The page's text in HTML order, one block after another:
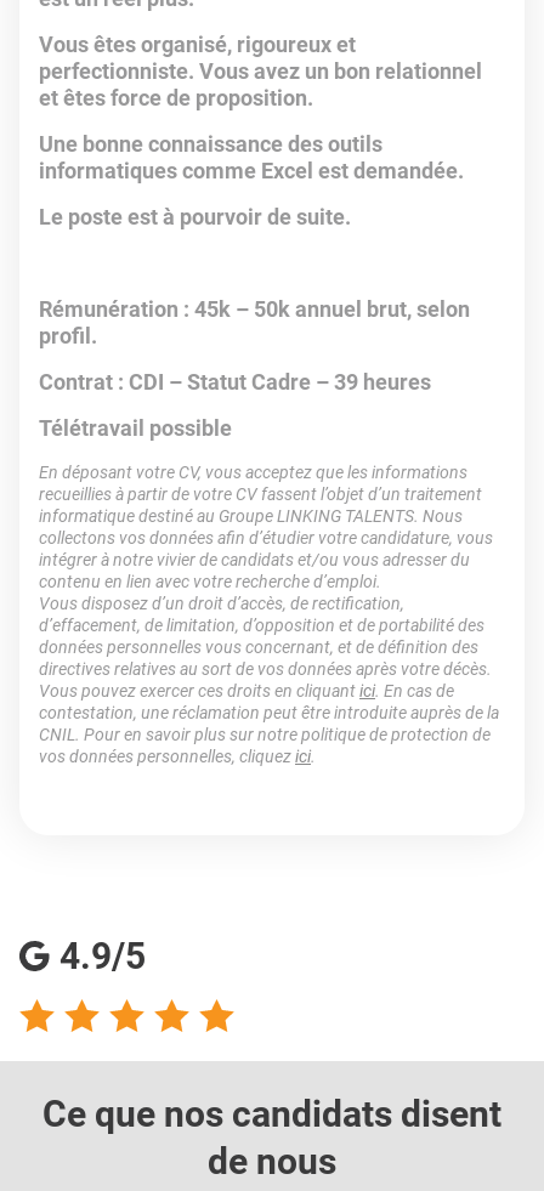
Vous êtes organisé, rigoureux et
perfectionniste. Vous avez un bon relationnel
et êtes force de proposition.
Une bonne connaissance des outils
informatiques comme Excel est demandée.
Le poste est à pourvoir de suite.
Rémunération : 45k – 50k annuel brut, selon
profil.
Contrat : CDI – Statut Cadre – 39 heures
Télétravail possible
En déposant votre CV, vous acceptez que les informations
recueillies à partir de votre CV fassent l’objet d’un traitement
informatique destiné au Groupe LINKING TALENTS. Nous
collectons vos données afin d’étudier votre candidature, vous
intégrer à notre vivier de candidats et/ou vous adresser du
contenu en lien avec votre recherche d’emploi.
Vous disposez d’un droit d’accès, de rectification,
d’effacement, de limitation, d’opposition et de portabilité des
données personnelles vous concernant, et de définition des
directives relatives au sort de vos données après votre décès.
Vous pouvez exercer ces droits en cliquantici. En cas de
contestation, une réclamation peut être introduite auprès de la
CNIL. Pour en savoir plus sur notre politique de protection de
vos données personnelles, cliquezici.
4.9/5
Ce que nos candidats disent
de nous